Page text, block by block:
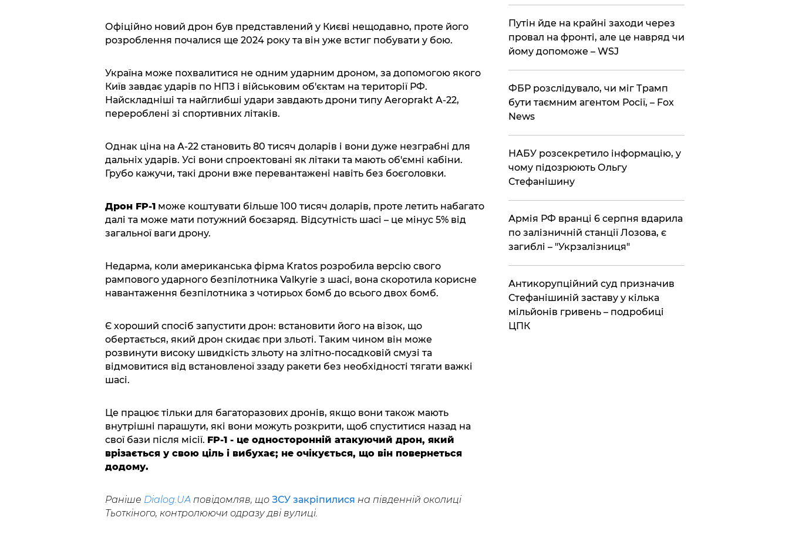
Офіційно новий дрон був представлений у Києві нещодавно, проте його
розроблення почалися ще 2024 року та він уже встиг побувати у бою.
Україна може похвалитися не одним ударним дроном, за допомогою якого
Київ завдає ударів по НПЗ і військовим об'єктам на території РФ.
Найскладніші та найглибші удари завдають дрони типу Aeroprakt A-22,
перероблені зі спортивних літаків.
Однак ціна на А-22 становить 80 тисяч доларів і вони дуже незграбні для
дальніх ударів. Усі вони спроектовані як літаки та мають об'ємні кабіни.
Грубо кажучи, такі дрони вже перевантажені навіть без боєголовки.
Дрон FP-1може коштувати більше 100 тисяч доларів, проте летить набагато
далі та може мати потужний боєзаряд. Відсутність шасі – це мінус 5% від
загальної ваги дрону.
Недарма, коли американська фірма Kratos розробила версію свого
рампового ударного безпілотника Valkyrie з шасі, вона скоротила корисне
навантаження безпілотника з чотирьох бомб до всього двох бомб.
Є хороший спосіб запустити дрон: встановити його на візок, що
обертається, який дрон скидає при зльоті. Таким чином він може
розвинути високу швидкість зльоту на злітно-посадковій смузі та
відмовитися від встановленої ззаду ракети без необхідності тягати важкі
шасі.
Це працює тільки для багаторазових дронів, якщо вони також мають
внутрішні парашути, які вони можуть розкрити, щоб спуститися назад на
свої бази після місії. FP-1 - це односторонній атакуючий дрон, який
врізається у свою ціль і вибухає; не очікується, що він повернеться
додому.
Раніше Dialog.UA повідомляв, що ЗСУ закріпилися на південній околиці
Тьоткіного, контролюючи одразу дві вулиці.
Путін йде на крайні заходи через
провал на фронті, але це навряд чи
йому допоможе – WSJ
ФБР розслідувало, чи міг Трамп
бути таємним агентом Росії, – Fox
News
НАБУ розсекретило інформацію, у
чому підозрюють Ольгу
Стефанішину
Армія РФ вранці 6 серпня вдарила
по залізничній станції Лозова, є
загиблі – "Укрзалізниця"
Антикорупційний суд призначив
Стефанішиній заставу у кілька
мільйонів гривень – подробиці
ЦПК